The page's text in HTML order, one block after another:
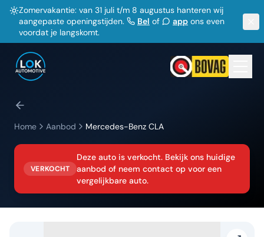
Zomervakantie: van 31 juli t/m 8 augustus hanteren wij
aangepaste openingstijden.
Bel of app ons even
voordat je langskomt.
Home Aanbod Mercedes-Benz CLA
VERKOCHT
Deze auto is verkocht. Bekijk ons huidige
aanbod of neem contact op voor een
vergelijkbare auto.